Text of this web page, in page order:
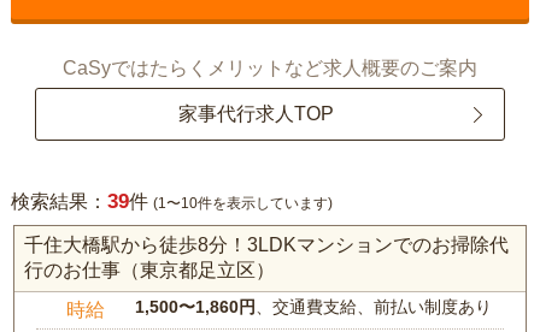
CaSyではたらくメリットなど求人概要のご案内
家事代行求人TOP
検索結果： 39件 (1〜10件を表示しています)
千住大橋駅から徒歩8分！3LDKマンションでのお掃除代
行のお仕事（東京都足立区）
時給 1,500〜1,860円 、交通費支給、前払い制度あり